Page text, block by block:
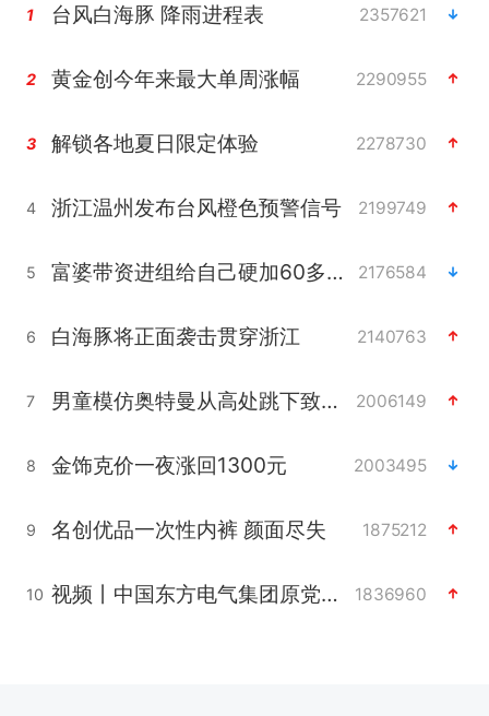
1 台风白海豚 降雨进程表 2357621
2 黄金创今年来最大单周涨幅 2290955
3 解锁各地夏日限定体验 2278730
4 浙江温州发布台风橙色预警信号 2199749
5 富婆带资进组给自己硬加60多场吻戏 2176584
6 白海豚将正面袭击贯穿浙江 2140763
7 男童模仿奥特曼从高处跳下致骨折 2006149
8 金饰克价一夜涨回1300元 2003495
9 名创优品一次性内裤 颜面尽失 1875212
10 视频丨中国东方电气集团原党组副书记、董事宋致远被查 1836960